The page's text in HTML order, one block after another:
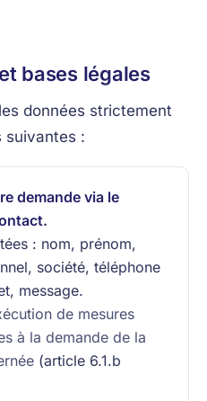
bases légales
données strictement
suivantes :
demande via le
: nom, prénom,
société, téléphone
message.
de mesures
à la demande de la
(article 6.1.b